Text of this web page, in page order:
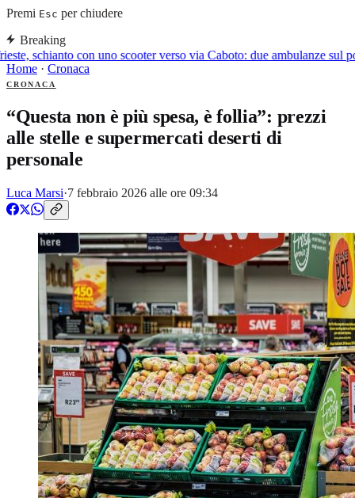
Premi Esc per chiudere
Breaking
schianto con uno scooter verso via Caboto: due ambulanze sul
Home · Cronaca
CRONACA
“Questa non è più spesa, è follia”: prezzi
alle stelle e supermercati deserti di
personale
Luca Marsi·7 febbraio 2026 alle ore 09:34